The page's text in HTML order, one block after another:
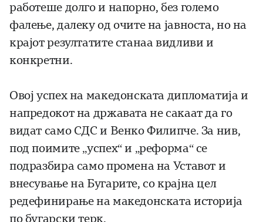
работеше долго и напорно, без големо
фалење, далеку од очите на јавноста, но на
крајот резултатите станаа видливи и
конкретни.
Овој успех на македонската дипломатија и
напредокот на државата не сакаат да го
видат само СДС и Венко Филипче. За нив,
под поимите „успех“ и „реформа“ се
подразбира само промена на Уставот и
внесување на Бугарите, со крајна цел
редефинирање на македонската историја
по бугарски терк.